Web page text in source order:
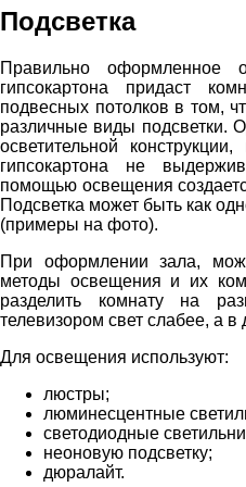
Подсветка
Правильно оформленное
гипсокартона придаст
подвесных потолков в том,
различные виды подсветки.
осветительной
гипсокартона не
помощью освещения
Подсветка может быть как
(примеры на фото).
При оформлении зала,
методы освещения и их
разделить комнату на
телевизором свет слабее, а в
Для освещения используют:
люстры;
люминесцентные
светодиодные
неоновую подсветку;
дюралайт.